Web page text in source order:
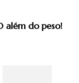
além do peso!